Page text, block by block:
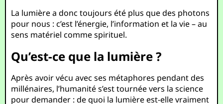
La lumière a donc toujours été plus que des photons
pour nous : c’est l’énergie, l’information et la vie – au
sens matériel comme spirituel.
Qu’est-ce que la lumière ?
Après avoir vécu avec ses métaphores pendant des
millénaires, l’humanité s’est tournée vers la science
pour demander : de quoi la lumière est-elle vraiment